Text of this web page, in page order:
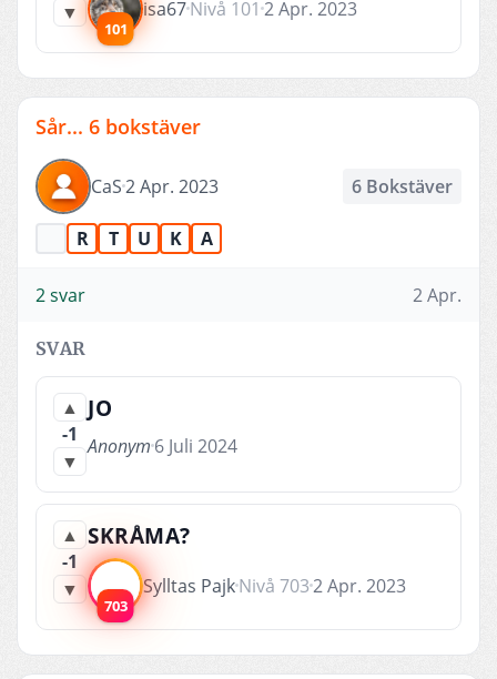
▼
101
isa67Nivå 101 2 Apr. 2023
Sår... 6 bokstäver
CaS2 Apr. 2023 6 Bokstäver
R T U K A
2 svar 2 Apr.
SVAR
▲
-1
▼
JO
Anonym 6 Juli 2024
▲
-1
▼
SKRÅMA?
703
Sylltas PajkNivå 7032 Apr. 2023